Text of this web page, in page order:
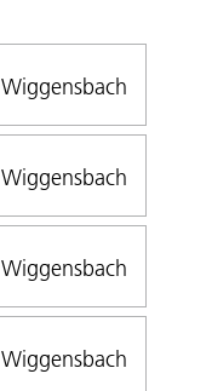
Wiggensbach
Wiggensbach
Wiggensbach
Wiggensbach